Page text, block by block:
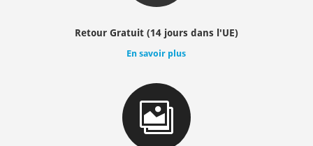
Retour Gratuit (14 jours dans l'UE)
En savoir plus
